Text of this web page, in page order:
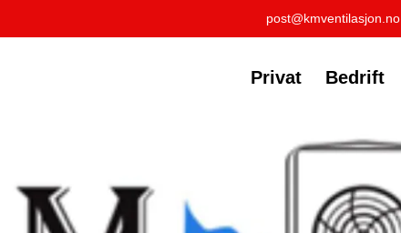
post@kmventilasjon.no
Privat Bedrift